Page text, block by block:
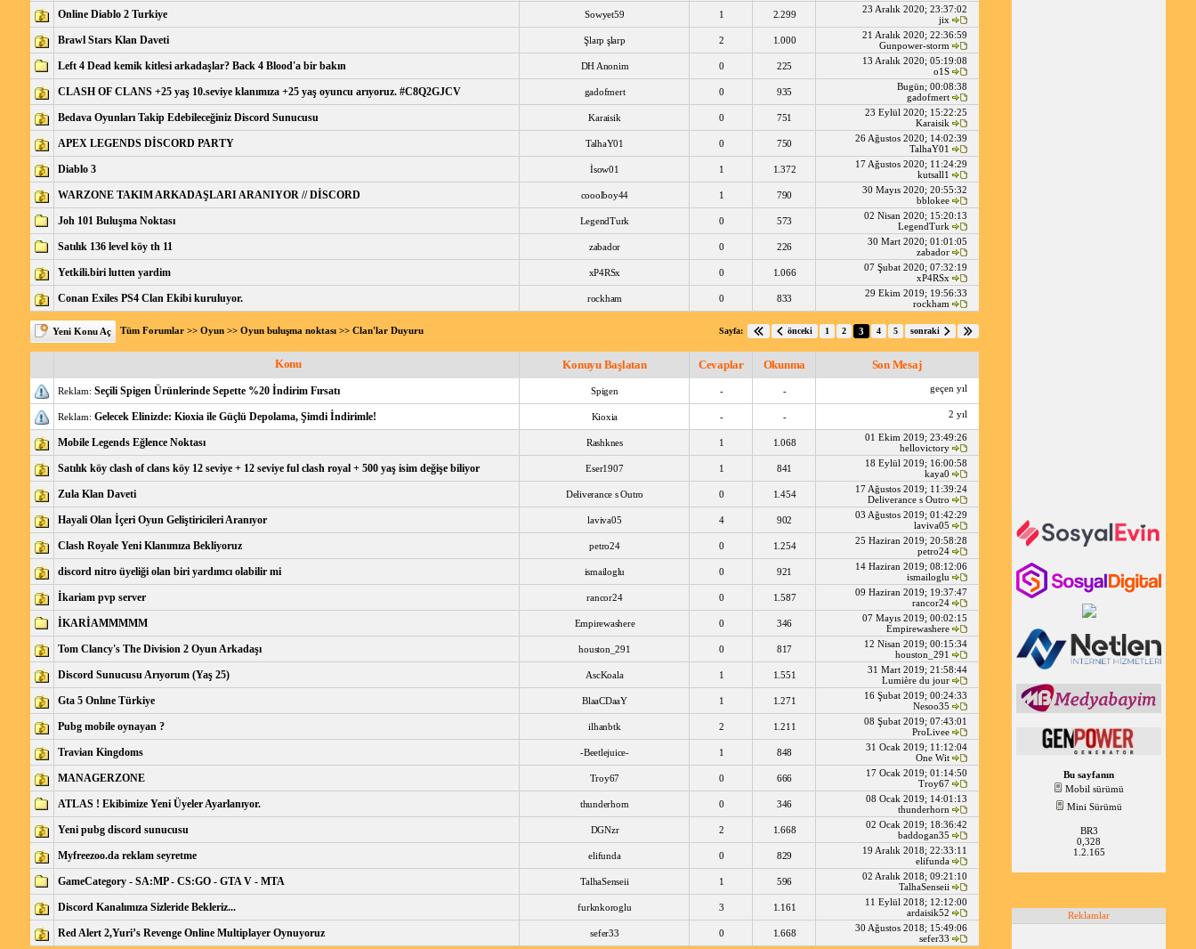
Online Diablo 2 Turkiye Sowyet59 1 2.299
23 Aralık 2020; 23:37:02
jix
Brawl Stars Klan Daveti Şlarp şlarp 2 1.000
21 Aralık 2020; 22:36:59
Gunpower-storm
Left 4 Dead kemik kitlesi arkadaşlar? Back 4 Blood'a bir bakın DH Anonim 0 225
13 Aralık 2020; 05:19:08
o1S
CLASH OF CLANS +25 yaş 10.seviye klanımıza +25 yaş oyuncu arıyoruz. #C8Q2GJCV gadofmert 0 935
Bugün; 00:08:38
gadofmert
Bedava Oyunları Takip Edebileceğiniz Discord Sunucusu Karaisik 0 751
23 Eylül 2020; 15:22:25
Karaisik
APEX LEGENDS DİSCORD PARTY TalhaY01 0 750
26 Ağustos 2020; 14:02:39
TalhaY01
Diablo 3 İsow01 1 1.372
17 Ağustos 2020; 11:24:29
kutsall1
WARZONE TAKIM ARKADAŞLARI ARANIYOR // DİSCORD cooolboy44 1 790
30 Mayıs 2020; 20:55:32
bblokee
Joh 101 Buluşma Noktası LegendTurk 0 573
02 Nisan 2020; 15:20:13
LegendTurk
Satılık 136 level köy th 11 zabador 0 226
30 Mart 2020; 01:01:05
zabador
Yetkili.biri lutten yardim xP4RSx 0 1.066
07 Şubat 2020; 07:32:19
xP4RSx
Conan Exiles PS4 Clan Ekibi kuruluyor. rockham 0 833
29 Ekim 2019; 19:56:33
rockham
Yeni Konu Aç Tüm Forumlar>> Oyun>> Oyun buluşma noktası>> Clan'lar Duyuru Sayfa: önceki 1 2 3 4 5 sonraki
Konu Konuyu Başlatan Cevaplar Okunma Son Mesaj
Reklam: Seçili Spigen Ürünlerinde Sepette %20 İndirim Fırsatı Spigen - - geçen yıl
Reklam: Gelecek Elinizde: Kioxia ile Güçlü Depolama, Şimdi İndirimle! Kioxia - - 2 yıl
Mobile Legends Eğlence Noktası Rashknes 1 1.068
01 Ekim 2019; 23:49:26
hellovictory
Satılık köy clash of clans köy 12 seviye + 12 seviye ful clash royal + 500 yaş isim değişe biliyor Eser1907 1 841
18 Eylül 2019; 16:00:58
kaya0
Zula Klan Daveti Deliverance s Outro 0 1.454
17 Ağustos 2019; 11:39:24
Deliverance s Outro
Hayali Olan İçeri Oyun Geliştiricileri Aranıyor laviva05 4 902
03 Ağustos 2019; 01:42:29
laviva05
Clash Royale Yeni Klanımıza Bekliyoruz petro24 0 1.254
25 Haziran 2019; 20:58:28
petro24
discord nitro üyeliği olan biri yardımcı olabilir mi ismailoglu 0 921
14 Haziran 2019; 08:12:06
ismailoglu
İkariam pvp server rancor24 0 1.587
09 Haziran 2019; 19:37:47
rancor24
İKARİAMMMMM Empirewashere 0 346
07 Mayıs 2019; 00:02:15
Empirewashere
Tom Clancy's The Division 2 Oyun Arkadaşı houston_291 0 817
12 Nisan 2019; 00:15:34
houston_291
Discord Sunucusu Arıyorum (Yaş 25) AscKoala 1 1.551
31 Mart 2019; 21:58:44
Lumière du jour
Gta 5 Onlıne Türkiye BlaaCDaaY 1 1.271
16 Şubat 2019; 00:24:33
Nesoo35
Pubg mobile oynayan ? ilhanbtk 2 1.211
08 Şubat 2019; 07:43:01
ProLivee
Travian Kingdoms -Beetlejuice- 1 848
31 Ocak 2019; 11:12:04
One Wit
MANAGERZONE Troy67 0 666
17 Ocak 2019; 01:14:50
Troy67
ATLAS ! Ekibimize Yeni Üyeler Ayarlanıyor. thunderhorn 0 346
08 Ocak 2019; 14:01:13
thunderhorn
Yeni pubg discord sunucusu DGNzr 2 1.668
02 Ocak 2019; 18:36:42
baddogan35
Myfreezoo.da reklam seyretme elifunda 0 829
19 Aralık 2018; 22:33:11
elifunda
GameCategory - SA:MP - CS:GO - GTA V - MTA TalhaSenseii 1 596
02 Aralık 2018; 09:21:10
TalhaSenseii
Discord Kanalımıza Sizleride Bekleriz... furknkoroglu 3 1.161
11 Eylül 2018; 12:12:00
ardaisik52
Red Alert 2,Yuri’s Revenge Online Multiplayer Oynuyoruz sefer33 0 1.668
30 Ağustos 2018; 15:49:06
sefer33
Bu sayfanın
Mobil sürümü
Mini Sürümü
BR3
0,328
1.2.165
Reklamlar